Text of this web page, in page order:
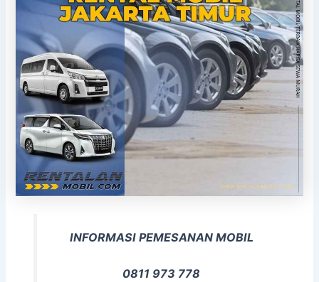
INFORMASI PEMESANAN MOBIL
0811 973 778